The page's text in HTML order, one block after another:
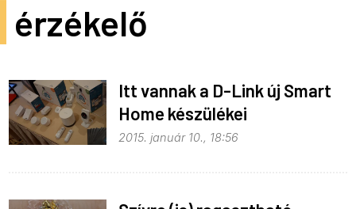
érzékelő
Itt vannak a D-Link új Smart
Home készülékei
2015. január 10., 18:56